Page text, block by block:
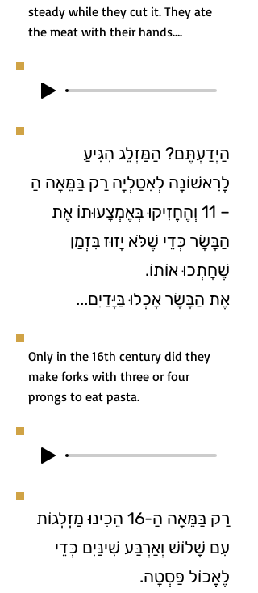
steady while they cut it. They ate
the meat with their hands….
הַיְדַעְתֶּם? הַמַּזְלֵג הִגִּיעַ
לָרִאשׁוֹנָה לְאִטַלְיָה רַק בַּמֵּאָה הַ
– 11 וְהֶחֱזִיקוּ בְּאֶמְצָעוּתוֹ אֶת
הַבָּשָׂר כְּדֵי שֶׁלֹּא יָזוּז בִּזְמַן
שֶׁחָתְכוּ אוֹתוֹ.
אֶת הַבָּשָׂר אָכְלוּ בַּיָּדַיִם...
Only in the 16th century did they
make forks with three or four
prongs to eat pasta.
רַק בַּמֵּאָה הַ-16 הֵכִינוּ מַזְלְגוֹת
עִם שָׁלוֹשׁ וְאַרְבַּע שִׁינַּיִם כְּדֵי
לֶאֱכוֹל פַּסְטָה.